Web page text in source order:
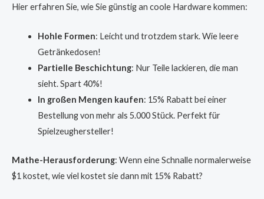
Hier erfahren Sie, wie Sie günstig an coole Hardware kommen:
Hohle Formen: Leicht und trotzdem stark. Wie leere
Getränkedosen!
Partielle Beschichtung: Nur Teile lackieren, die man
sieht. Spart 40%!
In großen Mengen kaufen: 15% Rabatt bei einer
Bestellung von mehr als 5.000 Stück. Perfekt für
Spielzeughersteller!
Mathe-Herausforderung: Wenn eine Schnalle normalerweise
$1 kostet, wie viel kostet sie dann mit 15% Rabatt?